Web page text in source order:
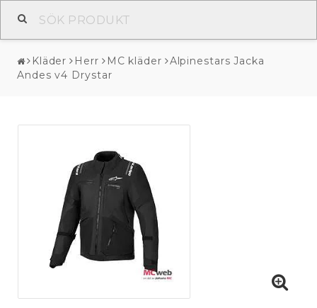
Kläder Herr MC kläder
Alpinestars Jacka
Andes v4 Drystar